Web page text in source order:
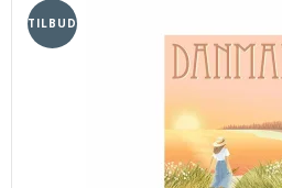
TILBUD